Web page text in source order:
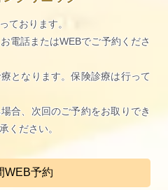
ております。
電話またはWEBでご予約くださ
となります。保険診療は行って
合、次回のご予約をお取りでき
ください。
WEB予約